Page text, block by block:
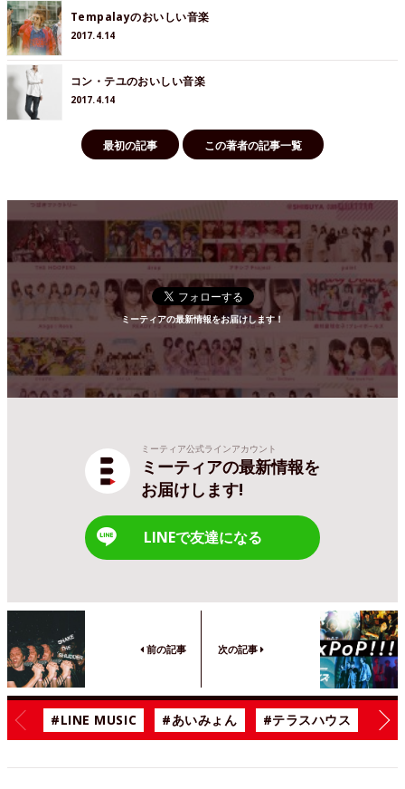
Tempalayのおいしい音楽
2017.4.14
コン・テユのおいしい音楽
2017.4.14
最初の記事 この著者の記事一覧
ミーティアの最新情報をお届けします！
ミーティア公式ラインアカウント
ミーティアの最新情報を
お届けします!
LINEで友達になる
前の記事 次の記事
#LINE MUSIC #あいみょん #テラスハウス #漫